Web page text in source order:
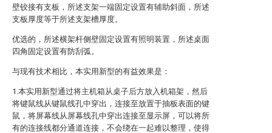
壁铰接有支板，所述支架一端固定设置有辅助斜面，所述
支板厚度等于所述支架槽厚度。
优选的，所述横架杆侧壁固定设置有照明装置，所述桌面
四角固定设置有防刮弧。
与现有技术相比，本实用新型的有益效果是：
1.本实用新型通过将主机箱从桌子后方放入机箱架，然后
将键鼠线从键鼠线孔中穿出，连接至放置于抽板表面的键
鼠，将屏幕线从屏幕线孔中穿出连接至显示屏，可以将所
有的连接线都分通道连接，不会绕在一起难以整理，使得